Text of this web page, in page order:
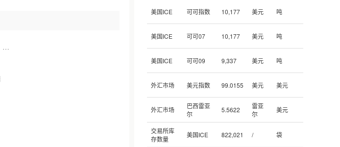
美国ICE 可可指数 10,177 美元 吨
美国ICE 可可07 10,177 美元 吨
美国ICE 可可09 9,337 美元 吨
外汇市场 美元指数 99.0155 美元 美元
外汇市场
巴西雷亚
尔
5.5622
雷亚
尔
美元
交易所库
存数量
美国ICE 822,021 / 袋